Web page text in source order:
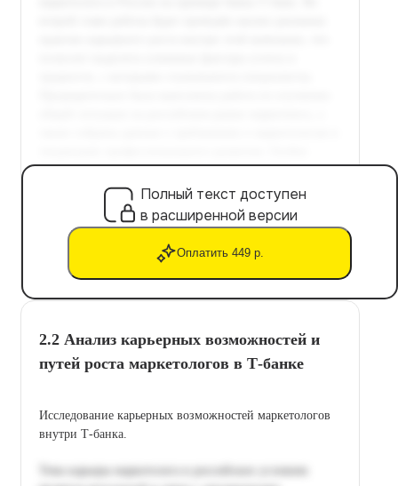
Полный текст доступен
в расширенной версии
Оплатить 449 р.
2.2 Анализ карьерных возможностей и
путей роста маркетологов в Т-банке
Исследование карьерных возможностей маркетологов
внутри Т-банка.